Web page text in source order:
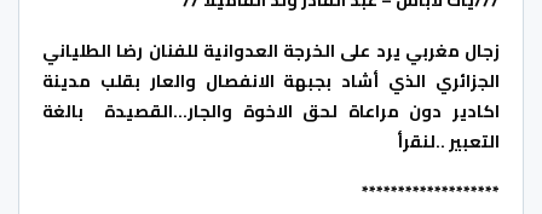
زجال مغربي يرد على الخرجة العدوانية للفنان رضا الطلياني
الجزائري الذي أشاد بجبهة الانفصال والعار بقلب مدينة
اكادير دون مراعاة لحق الاخوة والجار…القصيدة بالغة
التعبير ..لنقرأ
*******************